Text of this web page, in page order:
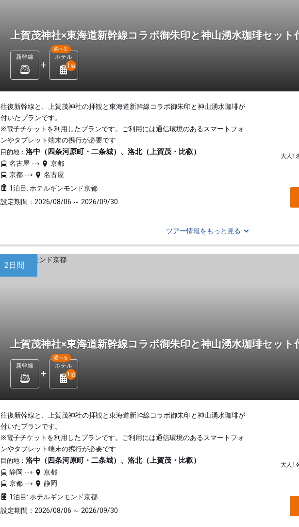
上賀茂神社×東海道新幹線コラボ御朱印と神山湧水珈琲セッ
新幹線 ホテル
選べる
1 泊
往復新幹線と、上賀茂神社の拝観と東海道新幹線コラボ御朱印と神山湧水珈琲が
付いたプランです。
※電子チケットを利用したプランです。ご利用には通信環境のあるスマートフォ
ンやタブレット端末の携行が必要です
目的地： 洛中（四条河原町・二条城）、洛北（上賀茂・比叡）
名古屋
京都
京都
名古屋
1泊目: ホテルギンモンド京都
設定期間：2026/08/06 ～ 2026/09/30
大人1
ツアー情報をもっと見る
2日間
上賀茂神社×東海道新幹線コラボ御朱印と神山湧水珈琲セッ
新幹線 ホテル
選べる
1 泊
往復新幹線と、上賀茂神社の拝観と東海道新幹線コラボ御朱印と神山湧水珈琲が
付いたプランです。
※電子チケットを利用したプランです。ご利用には通信環境のあるスマートフォ
ンやタブレット端末の携行が必要です
目的地： 洛中（四条河原町・二条城）、洛北（上賀茂・比叡）
静岡
京都
京都
静岡
1泊目: ホテルギンモンド京都
設定期間：2026/08/06 ～ 2026/09/30
大人1